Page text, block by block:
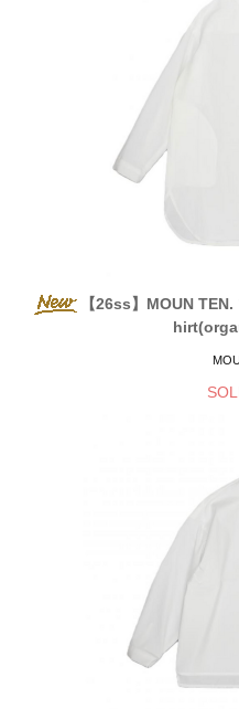
【26ss】MOUN